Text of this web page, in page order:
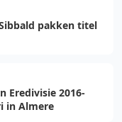
pakken titel
Eredivisie 2016-
in Almere